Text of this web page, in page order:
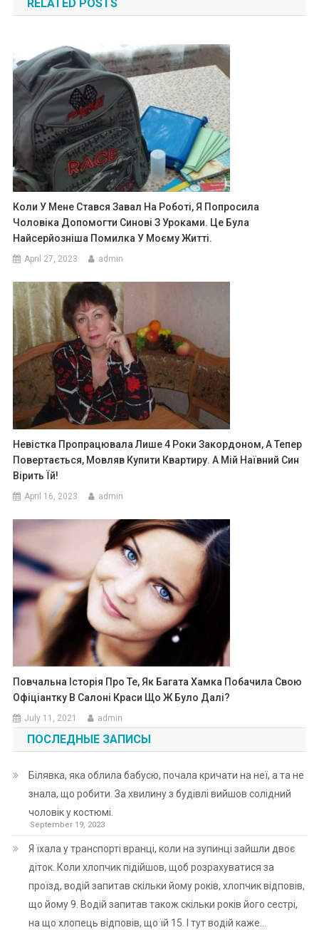
RELATED POSTS
Коли У Мене Стався Завал На Роботі, Я Попросила
Чоловіка Допомогти Синові З Уроками. Це Була
Найсерйозніша Помилка У Моєму Житті.
April 27, 2023 admin
Невістка Пропрацювала Лише 4 Роки Закордоном, А Тепер
Повертається, Мовляв Купити Квартиру. А Мій Наївний Син
Вірить Їй!
April 16, 2023 admin
Повчальна Історія Про Те, Як Багата Хамка Побачила Свою
Офіціантку В Салоні Краси Що Ж Було Далі?
July 11, 2021 admin
ПОСЛЕДНЫЕ ЗАПИСЫ
Білявка, яка облила бабусю, почала кричати на неї, а та не
знала, що робити. За хвилину з будівлі вийшов солідний
чоловік у костюмі.
September 19, 2023
Я їхала у транспорті вранці, коли на зупинці зайшли двоє
діток. Коли хлопчик підійшов, щоб розрахуватися за
проїзд, водій запитав скільки йому років, хлопчик відповів,
що йому 9. Водій запитав також скільки років його сестрі,
на що хлопець відповів, що їй 15. І тут водій каже…